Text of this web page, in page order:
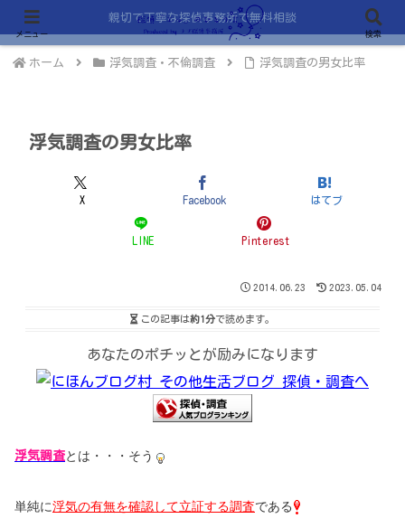
親切で丁寧な探偵事務所で無料相談
ホーム 浮気調査・不倫調査 浮気調査の男女比率
浮気調査の男女比率
X Facebook はてブ
LINE Pinterest
2014.06.23 2023.05.04
この記事は約1分で読めます。
あなたのポチッとが励みになります
浮気調査とは・・・そう
単純に浮気の有無を確認して立証する調査である
メニュー 検索